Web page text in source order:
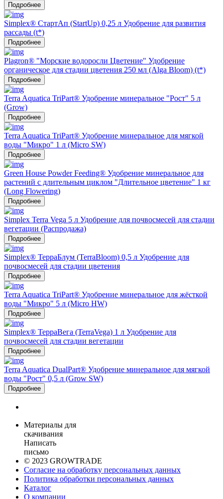
Подробнее
Simplex® СтартАп (StartUp) 0,25 л Удобрение для развития
рассады (t*)
Подробнее
Plagron® "Морские водоросли Цветение" Удобрение
органическое для стадии цветения 250 мл (Alga Bloom) (t*)
Подробнее
Terra Aquatica TriPart® Удобрение минеральное "Рост" 5 л
(Grow)
Подробнее
Terra Aquatica TriPart® Удобрение минеральное для мягкой
воды "Микро" 1 л (Micro SW)
Подробнее
Green House Powder Feeding® Удобрение минеральное для
растений с длительным циклом "Длительное цветение" 1 кг
(Long Flowering)
Подробнее
Simplex Terra Vega 5 л Удобрение для почвосмесей для стадии
вегетации (Распродажа)
Подробнее
Simplex® ТерраБлум (TerraBloom) 0,5 л Удобрение для
почвосмесей для стадии цветения
Подробнее
Terra Aquatica TriPart® Удобрение минеральное для жёсткой
воды "Микро" 5 л (Micro HW)
Подробнее
Simplex® ТерраВега (TerraVega) 1 л Удобрение для
почвосмесей для стадии вегетации
Подробнее
Terra Aquatica DualPart® Удобрение минеральное для мягкой
воды "Рост" 0,5 л (Grow SW)
Подробнее
Материалы для
скачивания
Написать
письмо
© 2023 GROWTRADE
Согласие на обработку персональных данных
Политика обработки персональных данных
Каталог
О компании